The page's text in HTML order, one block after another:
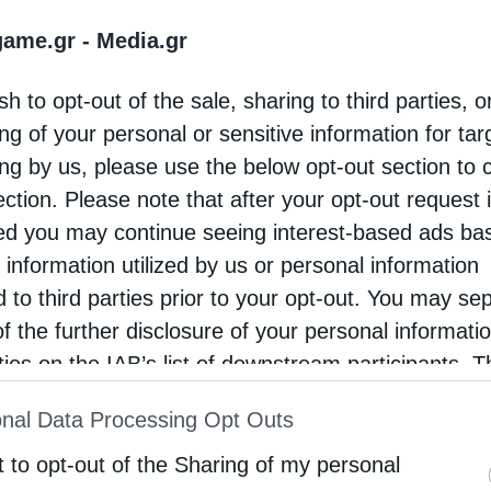
- Media.gr
to opt-out of the sale, sharing to third parties,
of your personal or sensitive information for
by us, please use the below opt-out section to
Please note that after your opt-out request
you may continue seeing interest-based ads
information utilized by us or personal information
to third parties prior to your opt-out. You may
the further disclosure of your personal
on the IAB’s list of downstream participants.
of Downstream Participantsthat may further
parties.
Data Processing Opt Outs
to opt-out of the Sharing of my personal
το Διευρωπαϊκό Δίκτυο Μεταφορών (TEN-T), μέσω
διαδρόμους.
Θάλασσας – Αιγαίου (Baltic–Black Sea–Aegean
και της Αλεξανδρούπολης με το Μπουργκάς,
της Ρουμανίας.
– Ανατολικής Μεσογείου, ο οποίος συνδέει τη
κινητικότητα και τις εμπορευματικές ροές
στους δύο αυτούς άξονες,
την οικονομική ανάπτυξη και τον